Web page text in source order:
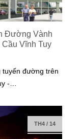
Đường Vành
Vĩnh Tuy
tuyến đường trên
-…
TH4/ 14